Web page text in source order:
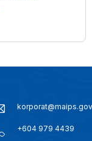
+604 979 4439